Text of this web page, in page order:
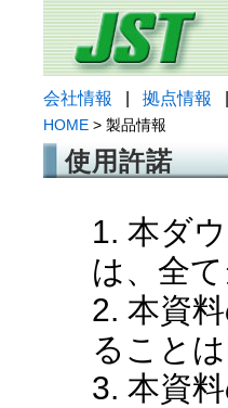
会社情報 拠点情報
HOME > 製品情報
使用許諾
1. 本ダ
は、全
2. 本資
ること
3. 本資